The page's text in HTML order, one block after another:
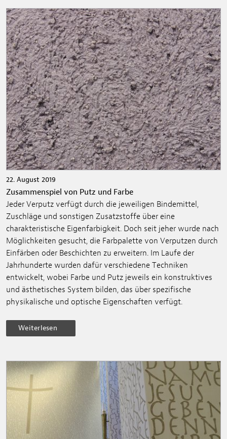
22. August 2019
Zusammenspiel von Putz und Farbe
Jeder Verputz verfügt durch die jeweiligen Bindemittel,
Zuschläge und sonstigen Zusatzstoffe über eine
charakteristische Eigenfarbigkeit. Doch seit jeher wurde nach
Möglichkeiten gesucht, die Farbpalette von Verputzen durch
Einfärben oder Beschichten zu erweitern. Im Laufe der
Jahrhunderte wurden dafür verschiedene Techniken
entwickelt, wobei Farbe und Putz jeweils ein konstruktives
und ästhetisches System bilden, das über spezifische
physikalische und optische Eigenschaften verfügt.
Weiterlesen